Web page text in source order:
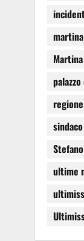
sindaco
ultime